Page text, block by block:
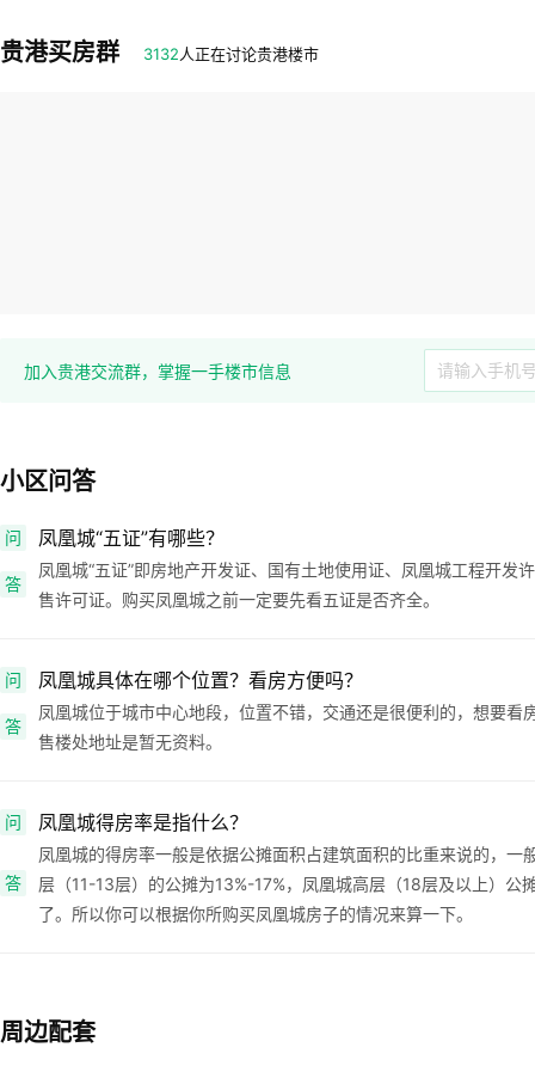
贵港买房群 3132人正在讨论贵港楼市
加入贵港交流群，掌握一手楼市信息
小区问答
问 凤凰城“五证”有哪些？
答
凤凰城“五证”即房地产开发证、国有土地使用证、凤凰城工程开发
售许可证。购买凤凰城之前一定要先看五证是否齐全。
问 凤凰城具体在哪个位置？看房方便吗？
答
凤凰城位于城市中心地段，位置不错，交通还是很便利的，想要看
售楼处地址是暂无资料。
问 凤凰城得房率是指什么？
答
凤凰城的得房率一般是依据公摊面积占建筑面积的比重来说的，一
层（11-13层）的公摊为13%-17%，凤凰城高层（18层及以上）公
了。所以你可以根据你所购买凤凰城房子的情况来算一下。
周边配套